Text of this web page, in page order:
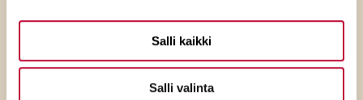
Salli kaikki
Salli valinta
turvallisuuspolitiikkaan